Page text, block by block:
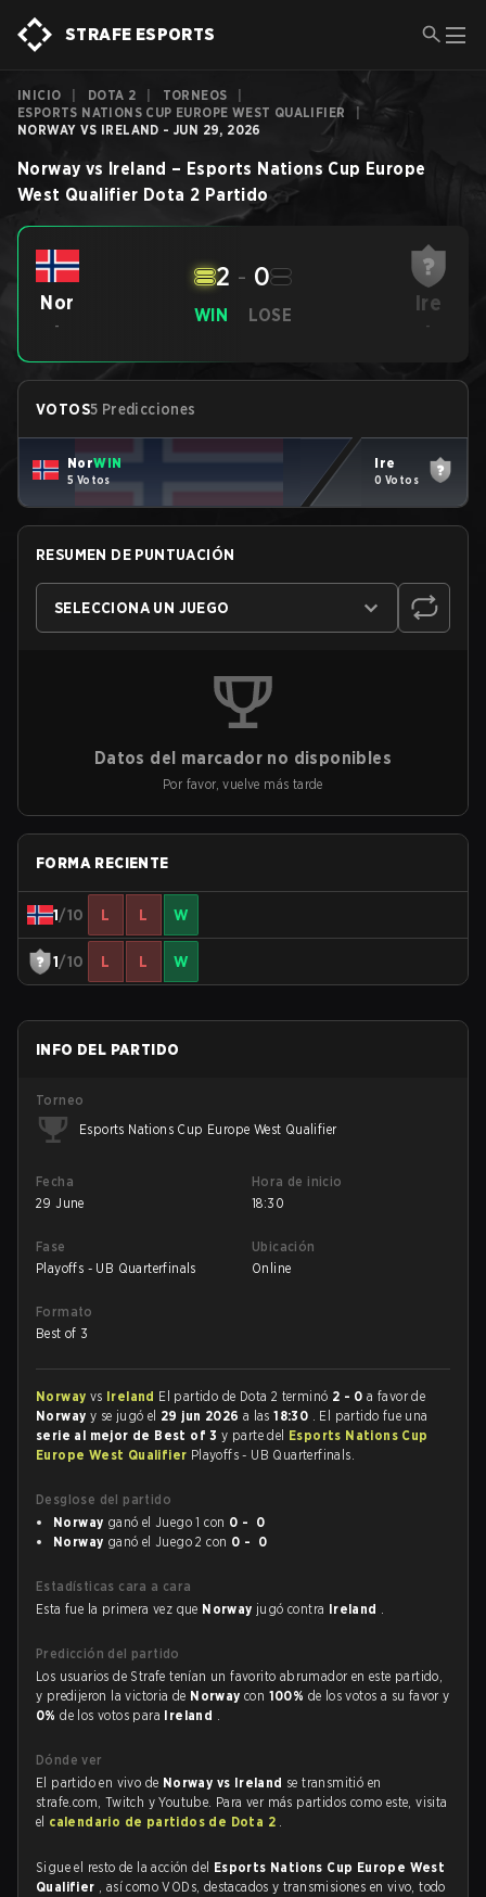
STRAFE ESPORTS
INICIO DOTA 2 TORNEOS
ESPORTS NATIONS CUP EUROPE WEST QUALIFIER
NORWAY VS IRELAND - JUN 29, 2026
Norway vs Ireland – Esports Nations Cup Europe
West Qualifier Dota 2 Partido
Nor
-
WIN
2 - 0
LOSE Ire
-
VOTOS5 Predicciones
NorWIN
5 Votos
Ire
0 Votos
RESUMEN DE PUNTUACIÓN
SELECCIONA UN JUEGO
Datos del marcador no disponibles
Por favor, vuelve más tarde
FORMA RECIENTE
1/10 L L W
1/10 L L W
INFO DEL PARTIDO
Torneo
Esports Nations Cup Europe West Qualifier
Fecha
29 June
Hora de inicio
18:30
Fase
Playoffs - UB Quarterfinals
Ubicación
Online
Formato
Best of 3
Norway vs Ireland El partido de Dota 2 terminó 2 - 0 a favor de
Norway y se jugó el 29 jun 2026 a las18:30 . El partido fue una
serie al mejor de Best of 3y parte del Esports Nations Cup
Europe West Qualifier Playoffs - UB Quarterfinals.
Desglose del partido
Norway ganó el Juego 1 con 0 - 0
Norway ganó el Juego 2 con 0 - 0
Estadísticas cara a cara
Esta fue la primera vez que Norway jugó contra Ireland .
Predicción del partido
Los usuarios de Strafe tenían un favorito abrumador en este partido,
y predijeron la victoria de Norwaycon 100% de los votos a su favor y
0%de los votos para Ireland .
Dónde ver
El partido en vivo de Norway vs Ireland se transmitió en
strafe.com, Twitch y Youtube. Para ver más partidos como este, visita
el calendario de partidos de Dota 2 .
Sigue el resto de la acción del Esports Nations Cup Europe West
Qualifier , así como VODs, destacados y transmisiones en vivo, todo